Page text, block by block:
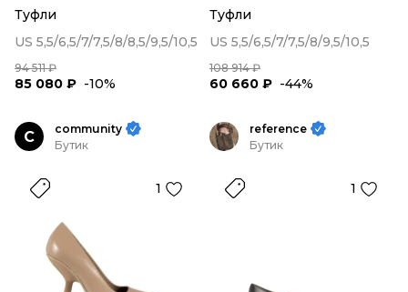
Туфли
US 5,5/6,5/7/7,5/8/8,5/9,5/10,5
94 511 ₽
85 080 ₽ -10%
Туфли
US 5,5/6,5/7/7,5/8/9,5/10,5
108 914 ₽
60 660 ₽ -44%
C
community
Бутик
1
reference
Бутик
1